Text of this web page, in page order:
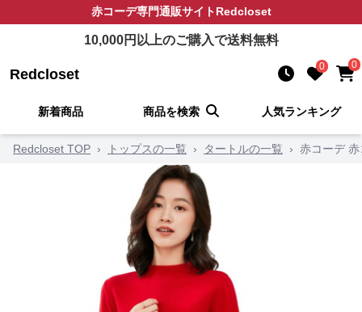
赤コーデ専門通販サイトRedcloset
10,000円以上のご購入で送料無料
Redcloset 0 0
新着商品 商品を検索 人気ランキング
Redcloset TOP › トップスの一覧 › タートルの一覧 › 赤コーデ